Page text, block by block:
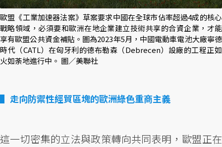
歐盟《工業加速器法案》草案要求中國在全球市佔率超過4成的核心
戰略領域，必須要和歐洲在地企業建立技術共享的合資企業，才能
享有歐盟公共資金補貼。圖為2023年5月，中國電動車電池大廠寧德
時代（CATL）在匈牙利的德布勒森（Debrecen）設廠的工程正如
火如荼地進行中。 圖／美聯社
走向防禦性經貿區塊的歐洲綠色重商主義
這一切密集的立法與政策轉向共同表明，歐盟正在